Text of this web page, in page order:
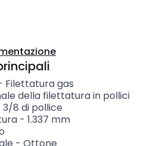
Filettatura gas
della filettatura in pollici
3/8 di pollice
- 1.337 mm